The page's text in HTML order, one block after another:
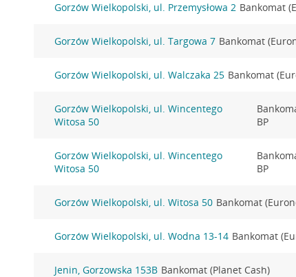
Gorzów Wielkopolski, ul. Przemysłowa 2 Bankomat
Gorzów Wielkopolski, ul. Targowa 7 Bankomat
Gorzów Wielkopolski, ul. Walczaka 25 Bankomat
Gorzów Wielkopolski, ul. Wincentego
Witosa 50
BP
Gorzów Wielkopolski, ul. Wincentego
Witosa 50
BP
Gorzów Wielkopolski, ul. Witosa 50 Bankomat
Gorzów Wielkopolski, ul. Wodna 13-14 Bankomat
Jenin, Gorzowska 153B Bankomat (Planet Cash)